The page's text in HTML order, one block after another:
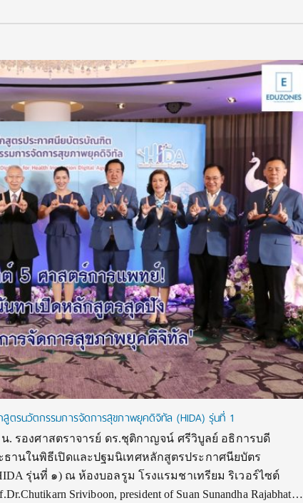
ตรนวัตกรรมการจัดการสุขภาพยุคดิจิทัล (HIDA) รุ่นที่ 1
รองศาสตราจารย์ ดร.ชุติกาญจน์ ศรีวิบูลย์ อธิการบดี
านในพิธีเปิดและปฐมนิเทศหลักสูตรประกาศนียบัตร
รุ่นที่ ๑) ณ ห้องบอลรูม โรงแรมชาเทรียม ริเวอร์ไซต์
Sriviboon, president of Suan Sunandha Rajabhat…